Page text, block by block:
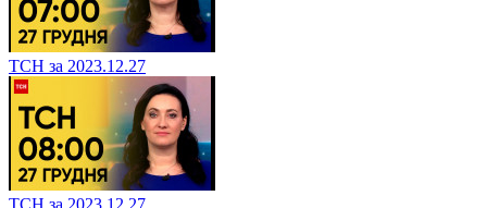
ТСН за 2023.12.27
ТСН за 2023.12.27